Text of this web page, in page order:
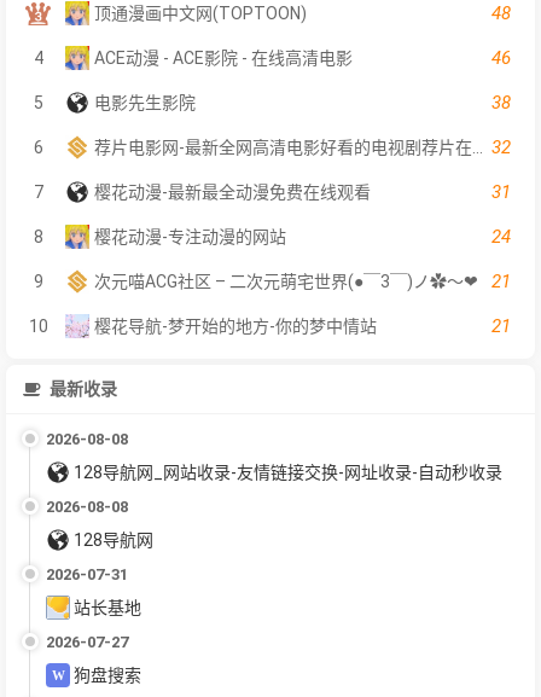
顶通漫画中文网(TOPTOON) 48
4 ACE动漫 - ACE影院 - 在线高清电影 46
5 电影先生影院 38
6 32
7 樱花动漫-最新最全动漫免费在线观看 31
8 樱花动漫-专注动漫的网站 24
9 次元喵ACG社区 – 二次元萌宅世界(●￣3￣)ノ✿～❤ 21
10 樱花导航-梦开始的地方-你的梦中情站 21
最新收录
2026-08-08
128导航网_网站收录-友情链接交换-网址收录-自动秒收录
2026-08-08
128导航网
2026-07-31
站长基地
2026-07-27
狗盘搜索